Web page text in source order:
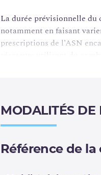
La durée prévisionnelle du
notamment en faisant
prescriptions de l’ASN
réacteurs utilisant du
contraignent en
EDF a demandé à l’ASN
recharges de combustible
et de la durée des cycles
rapport de sûreté
des
modification de
MODALITÉS DE
Référence de la